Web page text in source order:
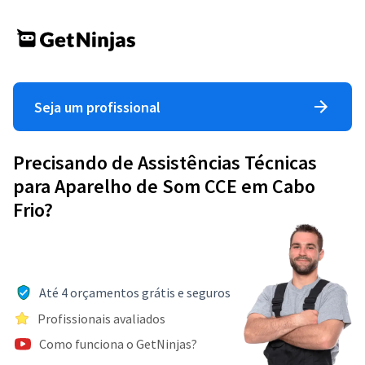
Seja um profissional
Precisando de Assistências Técnicas
para Aparelho de Som CCE em Cabo
Frio?
Até 4 orçamentos grátis e seguros
Profissionais avaliados
Como funciona o GetNinjas?